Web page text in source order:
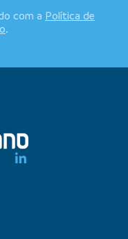
com a Política de
.